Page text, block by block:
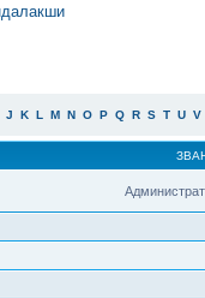
J K L M N O P Q R S T U V